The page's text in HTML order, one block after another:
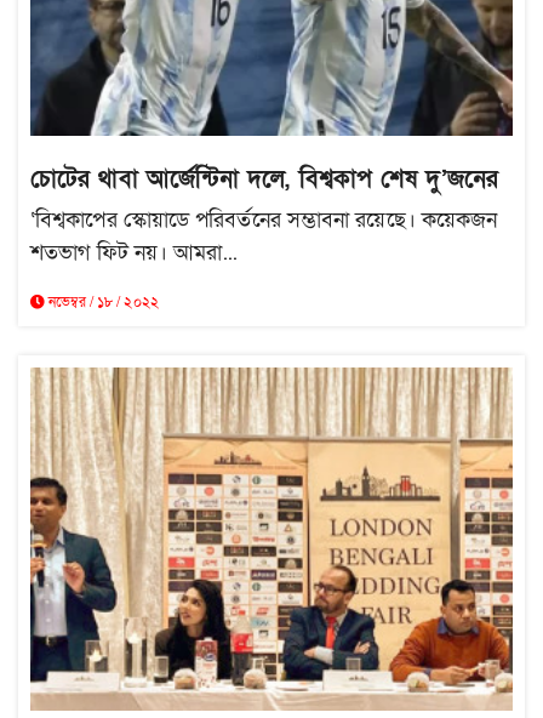
চোটের থাবা আর্জেন্টিনা দলে, বিশ্বকাপ শেষ দু’জনের
‘বিশ্বকাপের স্কোয়াডে পরিবর্তনের সম্ভাবনা রয়েছে। কয়েকজন
শতভাগ ফিট নয়। আমরা...
নভেম্বর / ১৮ / ২০২২